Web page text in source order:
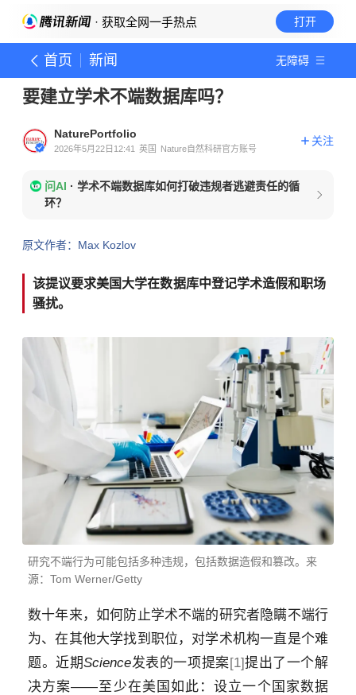
· 获取全网一手热点 打开
首页 新闻 无障碍
要建立学术不端数据库吗？
NaturePortfolio
2026年5月22日12:41 英国 Nature自然科研官方账号
关注
问AI · 学术不端数据库如何打破违规者逃避责任的循
环？
原文作者：Max Kozlov
该提议要求美国大学在数据库中登记学术造假和职场
骚扰。
研究不端行为可能包括多种违规，包括数据造假和篡改。来
源：Tom Werner/Getty
数十年来，如何防止学术不端的研究者隐瞒不端行
为、在其他大学找到职位，对学术机构一直是个难
题。近期Science发表的一项提案[1]提出了一个解
决方案——至少在美国如此：设立一个国家数据